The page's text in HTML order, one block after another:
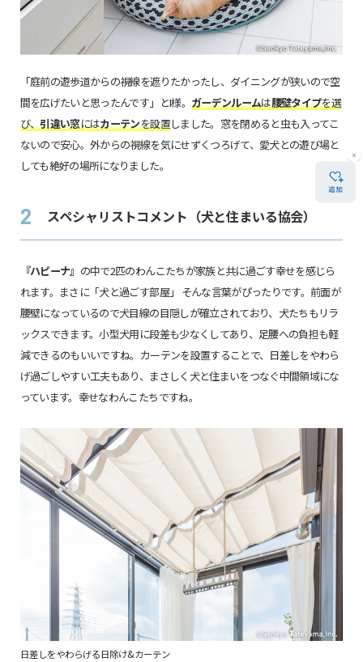
「庭前の遊歩道からの視線を遮りたかったし、ダイニングが狭いので空
間を広げたいと思ったんです」とI様。 ガーデンルームは腰壁タイプを選
び、引違い窓にはカーテンを設置しました。窓を閉めると虫も入ってこ
ないので安心。外からの視線を気にせずくつろげて、愛犬との遊び場と
しても絶好の場所になりました。
2 スペシャリストコメント（犬と住まいる協会）
『ハピーナ』 の中で2匹のわんこたちが家族と共に過ごす幸せを感じら
れます。まさに「犬と過ごす部屋」 そんな言葉がぴったりです。前面が
腰壁になっているので犬目線の目隠しが確立されており、犬たちもリラ
ックスできます。小型犬用に段差も少なくしてあり、足腰への負担も軽
減できるのもいいですね。カーテンを設置することで、日差しをやわら
げ過ごしやすい工夫もあり、まさしく犬と住まいをつなぐ中間領域にな
っています。幸せなわんこたちですね。
日差しをやわらげる日除け&カーテン